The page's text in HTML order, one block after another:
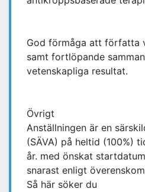
God förmåga att författa
samt fortlöpande
vetenskapliga resultat.
Övrigt
Anställningen är en
(SÄVA) på heltid (100%)
år. med önskat
snarast enligt
Så här söker du